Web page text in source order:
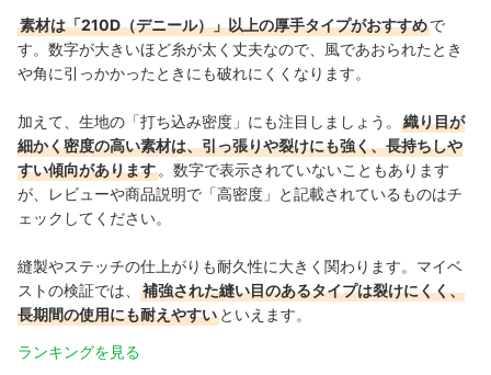
素材は「210D（デニール）」以上の厚手タイプがおすすめで
す。数字が大きいほど糸が太く丈夫なので、風であおられたとき
や角に引っかかったときにも破れにくくなります。
加えて、生地の「打ち込み密度」にも注目しましょう。
織り目が
細かく密度の高い素材は、引っ張りや裂けにも強く、長持ちしや
すい傾向があります 。数字で表示されていないこともあります
が、レビューや商品説明で「高密度」と記載されているものはチ
ェックしてください。
縫製やステッチの仕上がりも耐久性に大きく関わります。マイベ
ストの検証では、
補強された縫い目のあるタイプは裂けにくく、
長期間の使用にも耐えやすい といえます。
ランキングを見る